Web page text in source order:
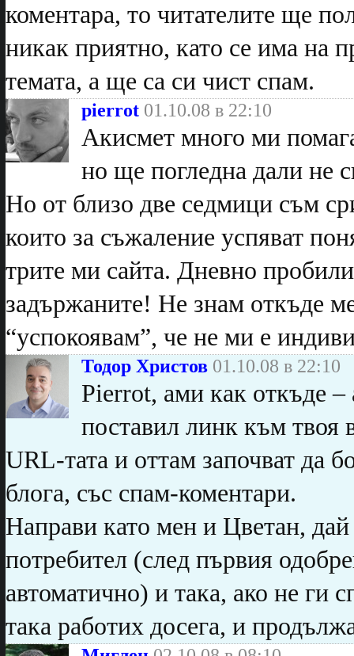
коментара, то читателите ще
никак приятно, като се има на
темата, а ще са си чист спам.
pierrot 01.10.08 в 22:10
Акисмет много ми
но ще погледна дали не
Но от близо две седмици съм
които за съжаление успяват
трите ми сайта. Дневно
задържаните! Не знам откъде
“успокоявам”, че не ми е
Тодор Христов 01.10.08 в 22:10
Pierrot, ами как откъде
поставил линк към твоя
URL-тата и оттам започват да
блога, със спам-коментари.
Направи като мен и Цветан,
потребител (след първия
автоматично) и така, ако не
така работих досега, и